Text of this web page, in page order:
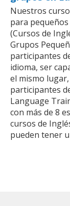
Nuestros
para
(Cursos de
Grupos
participantes
idioma, ser
el mismo
participantes
Language
con más de 8
cursos de
pueden tener